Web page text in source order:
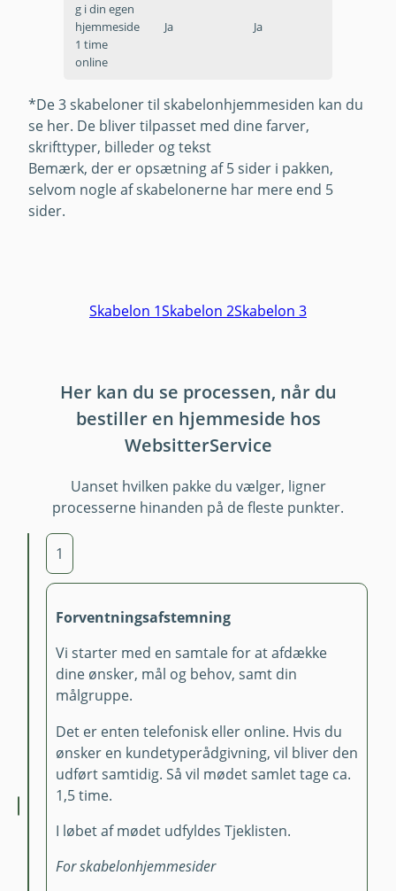
g i din egen
hjemmeside
1 time
online
Ja Ja
*De 3 skabeloner til skabelonhjemmesiden kan du
se her. De bliver tilpasset med dine farver,
skrifttyper, billeder og tekst
Bemærk, der er opsætning af 5 sider i pakken,
selvom nogle af skabelonerne har mere end 5
sider.
Skabelon 1Skabelon 2Skabelon 3
Her kan du se processen, når du
bestiller en hjemmeside hos
WebsitterService
Uanset hvilken pakke du vælger, ligner
processerne hinanden på de fleste punkter.
Forventningsafstemning
Vi starter med en samtale for at afdække
dine ønsker, mål og behov, samt din
målgruppe.
Det er enten telefonisk eller online. Hvis du
ønsker en kundetyperådgivning, vil bliver den
udført samtidig. Så vil mødet samlet tage ca.
1,5 time.
I løbet af mødet udfyldes Tjeklisten.
For skabelonhjemmesider
1